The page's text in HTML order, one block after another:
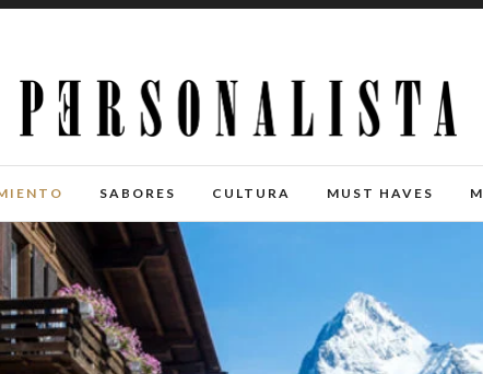
SABORES CULTURA MUST HAVES